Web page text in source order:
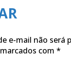
e-mail não será
com *